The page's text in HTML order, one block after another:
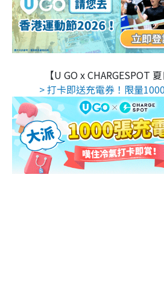
【U GO x CHARGESPOT
> 打卡即送充電券！限量